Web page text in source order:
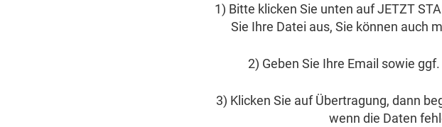
1) Bitte klicken Sie unten auf JETZT
Sie Ihre Datei aus, Sie können auch
2) Geben Sie Ihre Email sowie
3) Klicken Sie auf Übertragung, dann
wenn die Daten